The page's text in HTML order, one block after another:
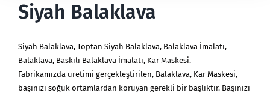
Siyah Balaklava
Siyah Balaklava, Toptan Siyah Balaklava, Balaklava İmalatı,
Balaklava, Baskılı Balaklava İmalatı, Kar Maskesi.
Fabrikamızda üretimi gerçekleştirilen, Balaklava, Kar Maskesi,
başınızı soğuk ortamlardan koruyan gerekli bir başlıktır. Başınızı